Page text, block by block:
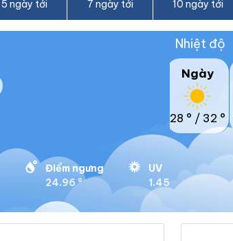
5 ngày tới 7 ngày tới 10 ngày tới
Điểm ngưng
24.96 °
UV
1.45
Nhiệt độ
Ngày
28 ° / 32 °